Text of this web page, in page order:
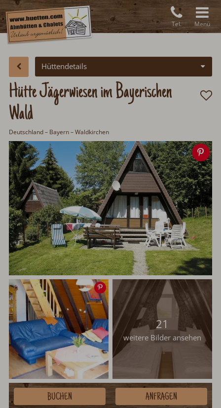
Tel. Menü
Hüttendetails
Hütte Jägerwiesen im Bayerischen
Wald
Deutschland– Bayern – Waldkirchen
Speichern
21
weitere Bilder ansehen
BUCHEN ANFRAGEN